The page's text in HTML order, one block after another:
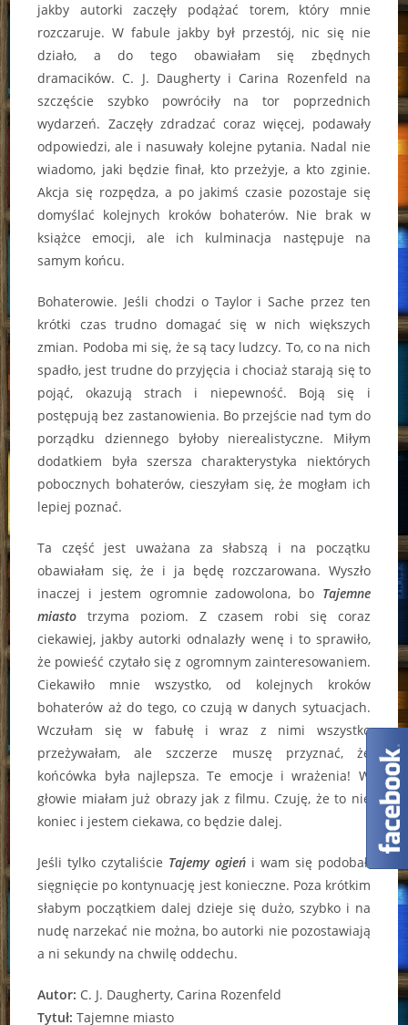
jakby autorki zaczęły podążać torem, który mnie
rozczaruje. W fabule jakby był przestój, nic się nie
działo, a do tego obawiałam się zbędnych
dramacików. C. J. Daugherty i Carina Rozenfeld na
szczęście szybko powróciły na tor poprzednich
wydarzeń. Zaczęły zdradzać coraz więcej, podawały
odpowiedzi, ale i nasuwały kolejne pytania. Nadal nie
wiadomo, jaki będzie finał, kto przeżyje, a kto zginie.
Akcja się rozpędza, a po jakimś czasie pozostaje się
domyślać kolejnych kroków bohaterów. Nie brak w
książce emocji, ale ich kulminacja następuje na
samym końcu.
Bohaterowie. Jeśli chodzi o Taylor i Sache przez ten
krótki czas trudno domagać się w nich większych
zmian. Podoba mi się, że są tacy ludzcy. To, co na nich
spadło, jest trudne do przyjęcia i chociaż starają się to
pojąć, okazują strach i niepewność. Boją się i
postępują bez zastanowienia. Bo przejście nad tym do
porządku dziennego byłoby nierealistyczne. Miłym
dodatkiem była szersza charakterystyka niektórych
pobocznych bohaterów, cieszyłam się, że mogłam ich
lepiej poznać.
Ta część jest uważana za słabszą i na początku
obawiałam się, że i ja będę rozczarowana. Wyszło
inaczej i jestem ogromnie zadowolona, bo Tajemne
miasto trzyma poziom. Z czasem robi się coraz
ciekawiej, jakby autorki odnalazły wenę i to sprawiło,
że powieść czytało się z ogromnym zainteresowaniem.
Ciekawiło mnie wszystko, od kolejnych kroków
bohaterów aż do tego, co czują w danych sytuacjach.
Wczułam się w fabułę i wraz z nimi wszystko
przeżywałam, ale szczerze muszę przyznać, że
końcówka była najlepsza. Te emocje i wrażenia! W
głowie miałam już obrazy jak z filmu. Czuję, że to nie
koniec i jestem ciekawa, co będzie dalej.
Jeśli tylko czytaliście Tajemy ogień i wam się podobał,
sięgnięcie po kontynuację jest konieczne. Poza krótkim
słabym początkiem dalej dzieje się dużo, szybko i na
nudę narzekać nie można, bo autorki nie pozostawiają
a ni sekundy na chwilę oddechu.
Autor: C. J. Daugherty, Carina Rozenfeld
Tytuł: Tajemne miasto